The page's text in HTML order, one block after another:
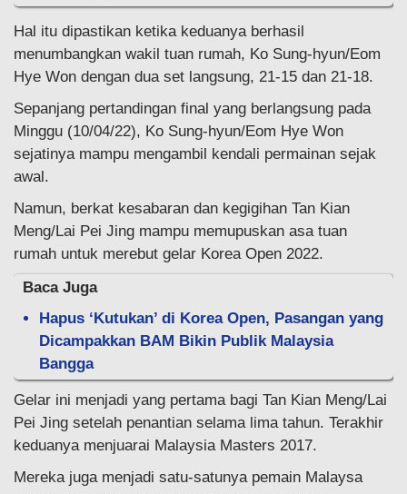
Hal itu dipastikan ketika keduanya berhasil
menumbangkan wakil tuan rumah, Ko Sung-hyun/Eom
Hye Won dengan dua set langsung, 21-15 dan 21-18.
Sepanjang pertandingan final yang berlangsung pada
Minggu (10/04/22), Ko Sung-hyun/Eom Hye Won
sejatinya mampu mengambil kendali permainan sejak
awal.
Namun, berkat kesabaran dan kegigihan Tan Kian
Meng/Lai Pei Jing mampu memupuskan asa tuan
rumah untuk merebut gelar Korea Open 2022.
Baca Juga
Hapus ‘Kutukan’ di Korea Open, Pasangan yang
Dicampakkan BAM Bikin Publik Malaysia
Bangga
Gelar ini menjadi yang pertama bagi Tan Kian Meng/Lai
Pei Jing setelah penantian selama lima tahun. Terakhir
keduanya menjuarai Malaysia Masters 2017.
Mereka juga menjadi satu-satunya pemain Malaysa